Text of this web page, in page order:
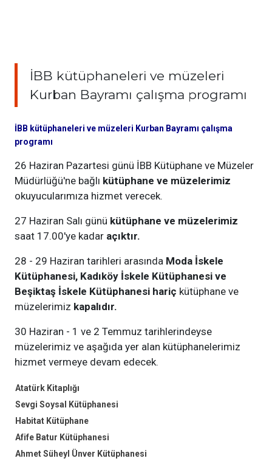
İBB kütüphaneleri ve müzeleri
Kurban Bayramı çalışma programı
İBB kütüphaneleri ve müzeleri Kurban Bayramı çalışma
programı
26 Haziran Pazartesi günü İBB Kütüphane ve Müzeler
Müdürlüğü'ne bağlı kütüphane ve müzelerimiz
okuyucularımıza hizmet verecek.
27 Haziran Salı günü kütüphane ve müzelerimiz
saat 17.00'ye kadar açıktır.
28 - 29 Haziran tarihleri arasında Moda İskele
Kütüphanesi, Kadıköy İskele Kütüphanesi ve
Beşiktaş İskele Kütüphanesi hariç kütüphane ve
müzelerimiz kapalıdır.
30 Haziran - 1 ve 2 Temmuz tarihlerindeyse
müzelerimiz ve aşağıda yer alan kütüphanelerimiz
hizmet vermeye devam edecek.
Atatürk Kitaplığı
Sevgi Soysal Kütüphanesi
Habitat Kütüphane
Afife Batur Kütüphanesi
Ahmet Süheyl Ünver Kütüphanesi